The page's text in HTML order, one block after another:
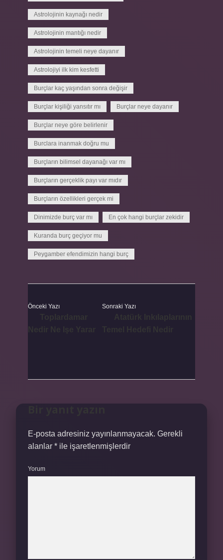
Astrolojinin kaynağı nedir
Astrolojinin mantığı nedir
Astrolojinin temeli neye dayanır
Astrolojiyi ilk kim kesfetti
Burçlar kaç yaşından sonra değişir
Burçlar kişiliği yansıtır mı Burçlar neye dayanır
Burçlar neye göre belirlenir
Burclara inanmak doğru mu
Burçların bilimsel dayanağı var mı
Burçların gerçeklik payı var mıdır
Burçların özellikleri gerçek mi
Dinimizde burç var mı En çok hangi burçlar zekidir
Kuranda burç geçiyor mu
Peygamber efendimizin hangi burç
Önceki Yazı Sonraki Yazı
E-posta adresiniz yayınlanmayacak. Gerekli
alanlar * ile işaretlenmişlerdir
Yorum